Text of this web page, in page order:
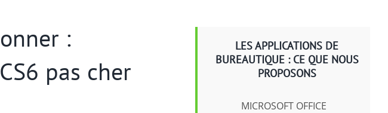
:
pas cher
LES APPLICATIONS DE
BUREAUTIQUE : CE QUE NOUS
PROPOSONS
MICROSOFT OFFICE